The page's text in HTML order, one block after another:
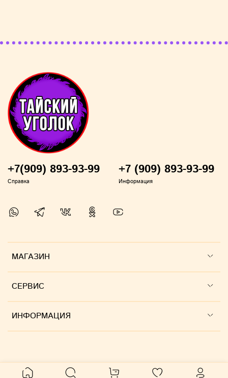
МАГАЗИН
СЕРВИС
ИНФОРМАЦИЯ
+7(909) 893-93-99
Справка
+7 (909) 893-93-99
Информация